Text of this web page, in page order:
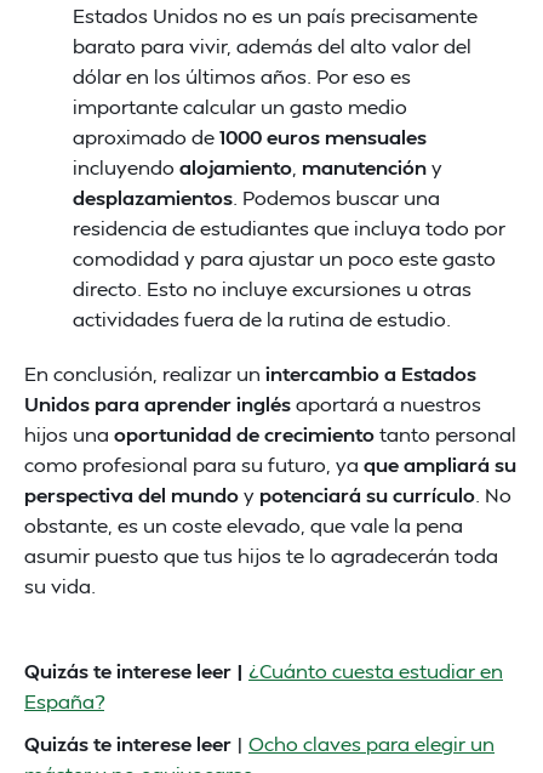
Estados Unidos no es un país precisamente
barato para vivir, además del alto valor del
dólar en los últimos años. Por eso es
importante calcular un gasto medio
aproximado de1000 euros mensuales
incluyendo alojamiento manutencióny
desplazamientos . Podemos buscar una
residencia de estudiantes que incluya todo por
comodidad y para ajustar un poco este gasto
directo. Esto no incluye excursiones u otras
actividades fuera de la rutina de estudio.
En conclusión, realizar un intercambio a Estados
Unidos para aprender inglésaportará a nuestros
hijos una oportunidad de crecimientotanto personal
como profesional para su futuro, ya que ampliará su
perspectiva del mundoy potenciará su currículo . No
obstante, es un coste elevado, que vale la pena
asumir puesto que tus hijos te lo agradecerán toda
su vida.
Quizás te interese leer | ¿Cuánto cuesta estudiar en
España?
Quizás te interese leer | Ocho claves para elegir un